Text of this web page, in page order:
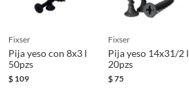
fixser
Pija yeso con 8x3 l
50pzs
$ 109
fixser
Pija yeso 14x31/2 l
20pzs
$75